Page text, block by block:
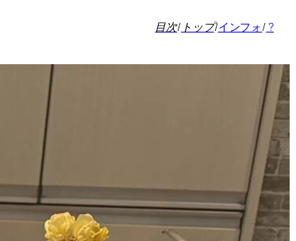
目次/ トップ/インフォ/?